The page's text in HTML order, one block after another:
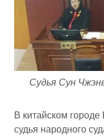
Судья Сун
В китайском
судья народного